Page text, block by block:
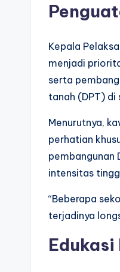
Kepala
menjadi
serta
tanah (DPT) di
Menurutnya,
perhatian
pembangunan
intensitas
“Beberapa
terjadinya